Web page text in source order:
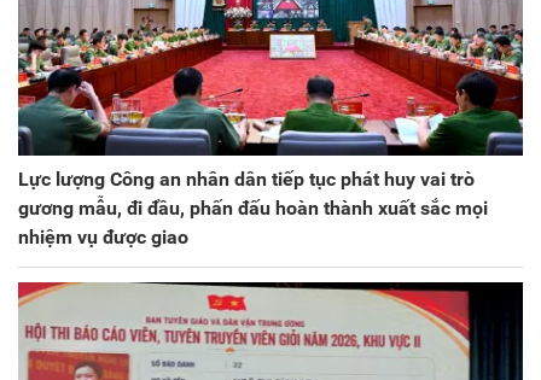
Lực lượng Công an nhân dân tiếp tục phát huy vai trò
gương mẫu, đi đầu, phấn đấu hoàn thành xuất sắc mọi
nhiệm vụ được giao